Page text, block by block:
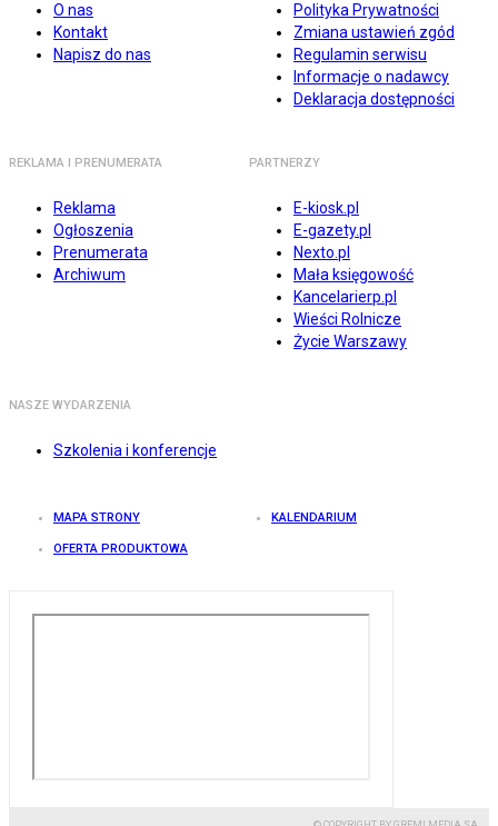
O nas
Kontakt
Napisz do nas
Polityka Prywatności
Zmiana ustawień zgód
Regulamin serwisu
Informacje o nadawcy
Deklaracja dostępności
REKLAMA I PRENUMERATA
Reklama
Ogłoszenia
Prenumerata
Archiwum
PARTNERZY
E-kiosk.pl
E-gazety.pl
Nexto.pl
Mała księgowość
Kancelarierp.pl
Wieści Rolnicze
Życie Warszawy
NASZE WYDARZENIA
Szkolenia i konferencje
MAPA STRONY KALENDARIUM
OFERTA PRODUKTOWA